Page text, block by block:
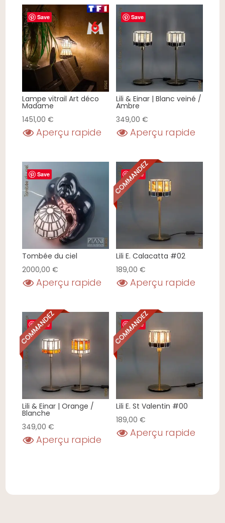
Save
Lampe vitrail Art déco
Madame
1451,00€
Aperçu rapide
Save
Lili & Einar | Blanc veiné /
Ambre
349,00€
Aperçu rapide
Save
Tombée du ciel
2000,00€
Aperçu rapide
Save
Lili E. Calacatta #02
189,00€
Aperçu rapide
Save
Lili & Einar | Orange /
Blanche
349,00€
Aperçu rapide
Save
Lili E. St Valentin #00
189,00€
Aperçu rapide